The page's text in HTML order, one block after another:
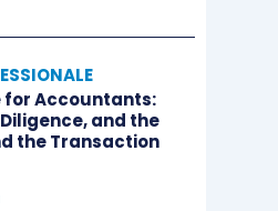
for Accountants:
and the
the Transaction